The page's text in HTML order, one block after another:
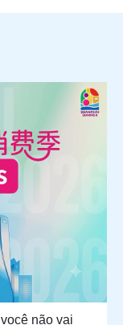
não vai